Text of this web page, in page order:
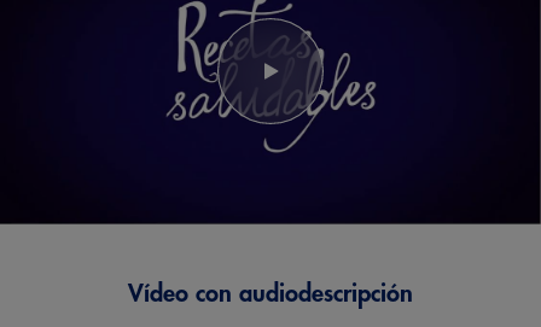
Vídeo con audiodescripción